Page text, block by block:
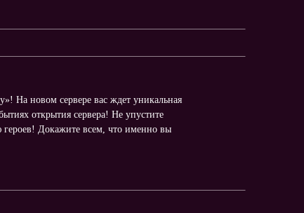
На новом сервере вас ждет уникальная
открытия сервера! Не упустите
героев! Докажите всем, что именно вы